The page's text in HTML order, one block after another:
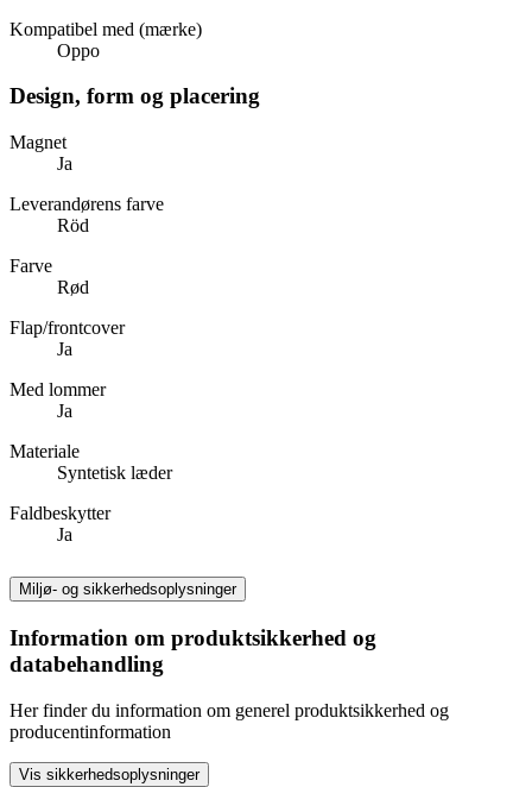
Kompatibel med (mærke)
Oppo
Design, form og placering
Magnet
Ja
Leverandørens farve
Röd
Farve
Rød
Flap/frontcover
Ja
Med lommer
Ja
Materiale
Syntetisk læder
Faldbeskytter
Ja
Miljø- og sikkerhedsoplysninger
Information om produktsikkerhed og
databehandling
Her finder du information om generel produktsikkerhed og
producentinformation
Vis sikkerhedsoplysninger